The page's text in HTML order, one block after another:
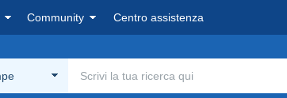
Community Centro assistenza